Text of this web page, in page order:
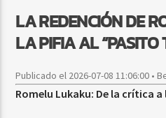
LA REDENCIÓN DE
LA PIFIA AL “PASITO
Publicado el 2026-07-08 11:06:00 •
Romelu Lukaku: De la crítica